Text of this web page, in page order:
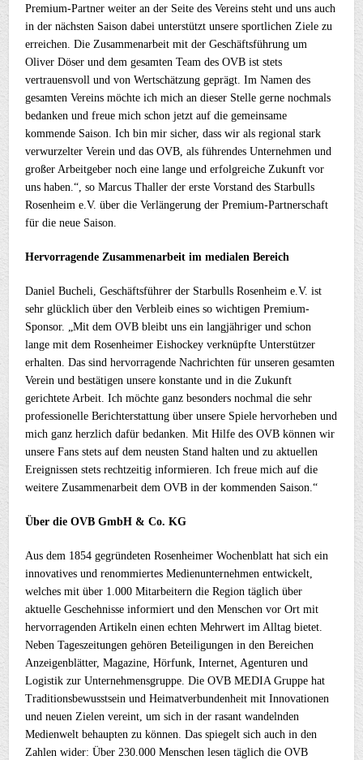
Premium-Partner weiter an der Seite des Vereins steht und uns auch
in der nächsten Saison dabei unterstützt unsere sportlichen Ziele zu
erreichen. Die Zusammenarbeit mit der Geschäftsführung um
Oliver Döser und dem gesamten Team des OVB ist stets
vertrauensvoll und von Wertschätzung geprägt. Im Namen des
gesamten Vereins möchte ich mich an dieser Stelle gerne nochmals
bedanken und freue mich schon jetzt auf die gemeinsame
kommende Saison. Ich bin mir sicher, dass wir als regional stark
verwurzelter Verein und das OVB, als führendes Unternehmen und
großer Arbeitgeber noch eine lange und erfolgreiche Zukunft vor
uns haben.“, so Marcus Thaller der erste Vorstand des Starbulls
Rosenheim e.V. über die Verlängerung der Premium-Partnerschaft
für die neue Saison.
Hervorragende Zusammenarbeit im medialen Bereich
Daniel Bucheli, Geschäftsführer der Starbulls Rosenheim e.V. ist
sehr glücklich über den Verbleib eines so wichtigen Premium-
Sponsor. „Mit dem OVB bleibt uns ein langjähriger und schon
lange mit dem Rosenheimer Eishockey verknüpfte Unterstützer
erhalten. Das sind hervorragende Nachrichten für unseren gesamten
Verein und bestätigen unsere konstante und in die Zukunft
gerichtete Arbeit. Ich möchte ganz besonders nochmal die sehr
professionelle Berichterstattung über unsere Spiele hervorheben und
mich ganz herzlich dafür bedanken. Mit Hilfe des OVB können wir
unsere Fans stets auf dem neusten Stand halten und zu aktuellen
Ereignissen stets rechtzeitig informieren. Ich freue mich auf die
weitere Zusammenarbeit dem OVB in der kommenden Saison.“
Über die OVB GmbH & Co. KG
Aus dem 1854 gegründeten Rosenheimer Wochenblatt hat sich ein
innovatives und renommiertes Medienunternehmen entwickelt,
welches mit über 1.000 Mitarbeitern die Region täglich über
aktuelle Geschehnisse informiert und den Menschen vor Ort mit
hervorragenden Artikeln einen echten Mehrwert im Alltag bietet.
Neben Tageszeitungen gehören Beteiligungen in den Bereichen
Anzeigenblätter, Magazine, Hörfunk, Internet, Agenturen und
Logistik zur Unternehmensgruppe. Die OVB MEDIA Gruppe hat
Traditionsbewusstsein und Heimatverbundenheit mit Innovationen
und neuen Zielen vereint, um sich in der rasant wandelnden
Medienwelt behaupten zu können. Das spiegelt sich auch in den
Zahlen wider: Über 230.000 Menschen lesen täglich die OVB